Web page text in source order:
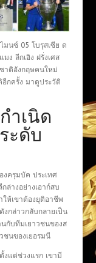
มนซ์ 05 โบรุสเซีย ด
ง ลีกเอิง ฝรั่งเศส
าติอังกฤษคนใหม่
กครั้ง มาดูประวัติ
ำเนิด
ะดับ
งครุมบัค ประเทศ
ล่างอย่างเอาก์สบ
ให้เขาต้องยุติอาชีพ
งกล่าวกลับกลายเป็น
นกับทีมเยาวชนของส
ชนของเยอรมนี
งแต่ช่วงแรก เขามี